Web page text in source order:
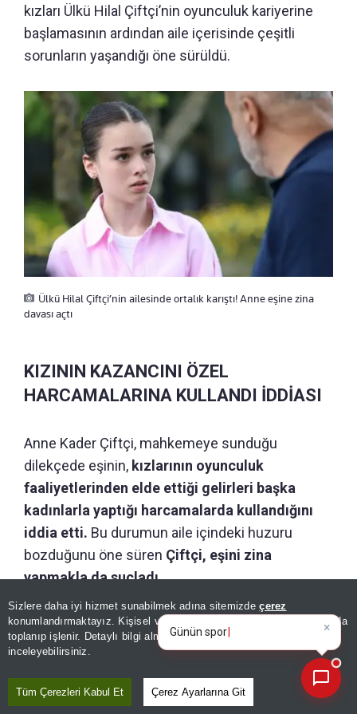
Sizlere daha iyi hizmet sunabilmek adına sitemizdeçerez
konumlandırmaktayız. Kişisel verileriniz, KVKK ve GDPR kapsamında
toplanıp işlenir. Detaylı bilgi almak içinAydınlatma Metnimizi
inceleyebilirsiniz.
Tüm Çerezleri Kabul Et Çerez Ayarlarına Git
kızları Ülkü Hilal Çiftçi’nin oyunculuk kariyerine
başlamasının ardından aile içerisinde çeşitli
sorunların yaşandığı öne sürüldü.
Ülkü Hilal Çiftçi’nin ailesinde ortalık karıştı! Anne eşine zina
davası açtı
KIZININ KAZANCINI ÖZEL
HARCAMALARINA KULLANDI İDDİASI
Anne Kader Çiftçi, mahkemeye sunduğu
dilekçede eşinin, kızlarının oyunculuk
faaliyetlerinden elde ettiği gelirleri başka
kadınlarla yaptığı harcamalarda kullandığını
iddia etti. Bu durumun aile içindeki huzuru
bozduğunu öne süren Çiftçi, eşini zina
yapmakla da suçladı.
Boşanma davasının önümüzdeki günlerde
görülmesi bekleniyor.
GÜNÜN ÖZETİ
×
Günün spor, gündem ve
ekonomi gelişmelerini anal